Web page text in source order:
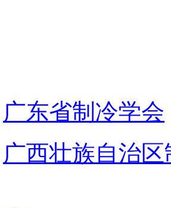
广东省制冷学会
广西壮族自治